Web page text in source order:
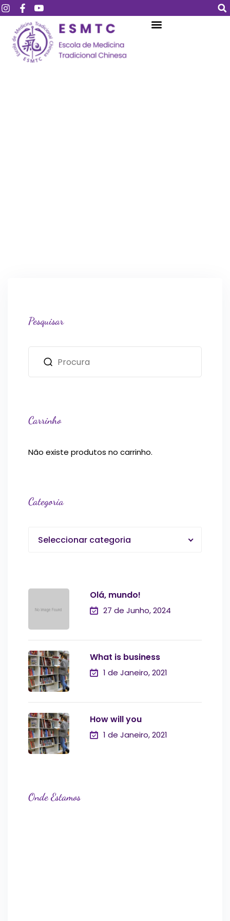
Pesquisar
Carrinho
Não existe produtos no carrinho.
Categoria
Seleccionar categoria
Olá, mundo!
27 de Junho, 2024
What is business
1 de Janeiro, 2021
How will you
1 de Janeiro, 2021
Onde Estamos
Login Assinar
Login